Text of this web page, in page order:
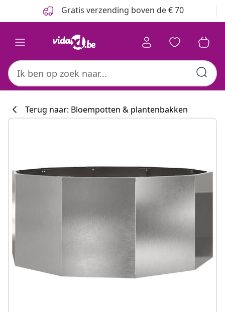
Gratis verzending boven de € 70
Terug naar: Bloempotten & plantenbakken